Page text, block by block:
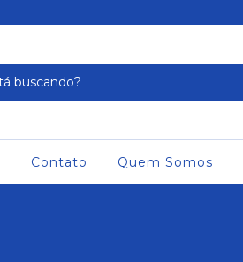
Contato Quem Somos